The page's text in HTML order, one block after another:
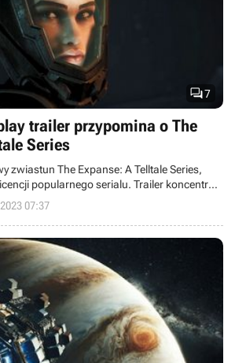
7
trailer przypomina o The
Series
zwiastun The Expanse: A Telltale Series,
popularnego serialu. Trailer koncentruje
rozgrywki.
07:37